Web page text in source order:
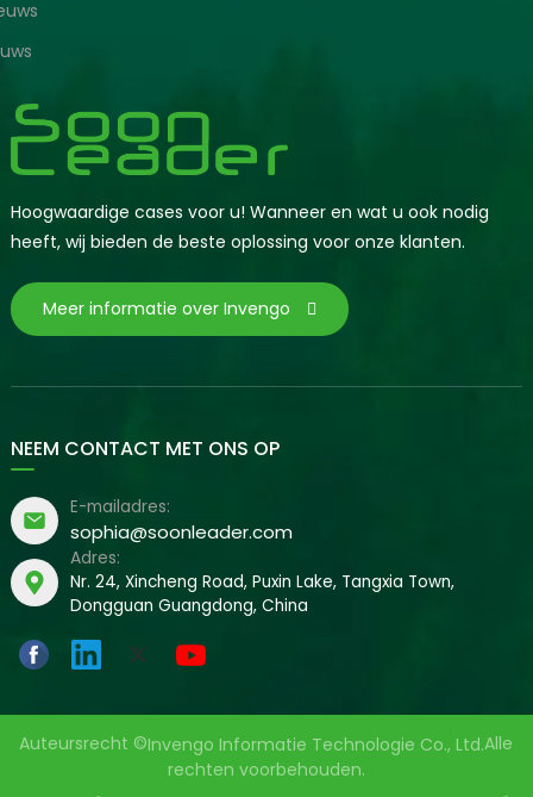
Hoogwaardige cases voor u! Wanneer en wat u ook nodig
heeft, wij bieden de beste oplossing voor onze klanten.
Meer informatie over Invengo
NEEM CONTACT MET ONS OP
E-mailadres:
sophia@soonleader.com
Adres:
Nr. 24, Xincheng Road, Puxin Lake, Tangxia Town,
Dongguan Guangdong, China
Auteursrecht ©Invengo Informatie Technologie Co., Ltd.Alle
rechten voorbehouden.